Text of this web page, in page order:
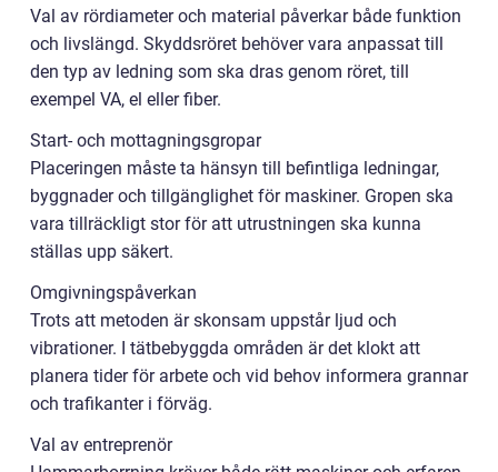
Val av rördiameter och material påverkar både funktion
och livslängd. Skyddsröret behöver vara anpassat till
den typ av ledning som ska dras genom röret, till
exempel VA, el eller fiber.
Start- och mottagningsgropar
Placeringen måste ta hänsyn till befintliga ledningar,
byggnader och tillgänglighet för maskiner. Gropen ska
vara tillräckligt stor för att utrustningen ska kunna
ställas upp säkert.
Omgivningspåverkan
Trots att metoden är skonsam uppstår ljud och
vibrationer. I tätbebyggda områden är det klokt att
planera tider för arbete och vid behov informera grannar
och trafikanter i förväg.
Val av entreprenör